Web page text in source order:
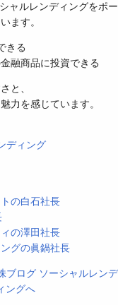
ャルレンディングをポー
ます。
きる
融商品に投資できる
と、
力を感じています。
ディング
の白石社長
の澤田社長
グの眞鍋社長